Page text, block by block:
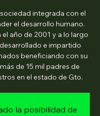
sociedad integrada con el
el desarrollo humano.
el año de 2001 y a lo largo
e impartido
beneficiando con su
de 15 mil padres de
en el estado de Gto.
la posibilidad de